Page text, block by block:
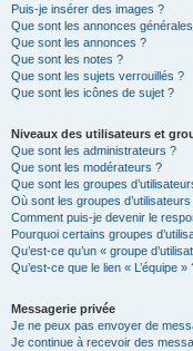
Puis-je insérer des images ?
Que sont les annonces
Que sont les annonces ?
Que sont les notes ?
Que sont les sujets verrouillés ?
Que sont les icônes de sujet ?
Niveaux des utilisateurs et
Que sont les administrateurs ?
Que sont les modérateurs ?
Que sont les groupes
Où sont les groupes
Comment puis-je devenir le
Pourquoi certains groupes
Qu’est-ce qu’un « groupe
Qu’est-ce que le lien « L’équipe »
Messagerie privée
Je ne peux pas envoyer de
Je continue à recevoir des